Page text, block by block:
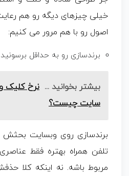
اصول رو با هم مرور می کنیم:
برندسازی رو به حداقل برسونید
بیشتر بخوانید ... نرخ کلیک
سایت چیست؟
برندسازی روی وبسایت بحثش
تلفن همراه بهتره فقط
مربوط باشه. نه اینکه کلا